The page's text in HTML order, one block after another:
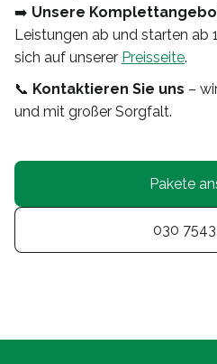
➡️ Unsere
Leistungen ab und starten ab
sich auf unserer Preisseite.
📞 Kontaktieren Sie uns –
und mit großer Sorgfalt.
Pakete
030